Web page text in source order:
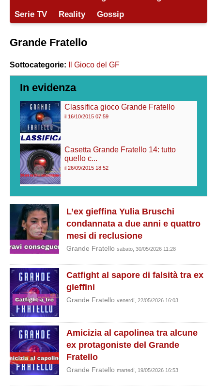
Serie TV
Reality Gossip
Grande Fratello
Sottocategorie: Il Gioco del GF
In evidenza
Classifica gioco Grande Fratello
il 16/10/2015 07:59
Casetta Grande Fratello 14: tutto
quello c...
il 26/09/2015 18:52
L’ex gieffina Yulia Bruschi
condannata a due anni e quattro
mesi di reclusione
Grande Fratello sabato, 30/05/2026 11:28
Catfight al sapore di falsità tra ex
gieffini
Grande Fratello venerdì, 22/05/2026 16:03
Amicizia al capolinea tra alcune
ex protagoniste del Grande
Fratello
Grande Fratello martedì, 19/05/2026 16:53